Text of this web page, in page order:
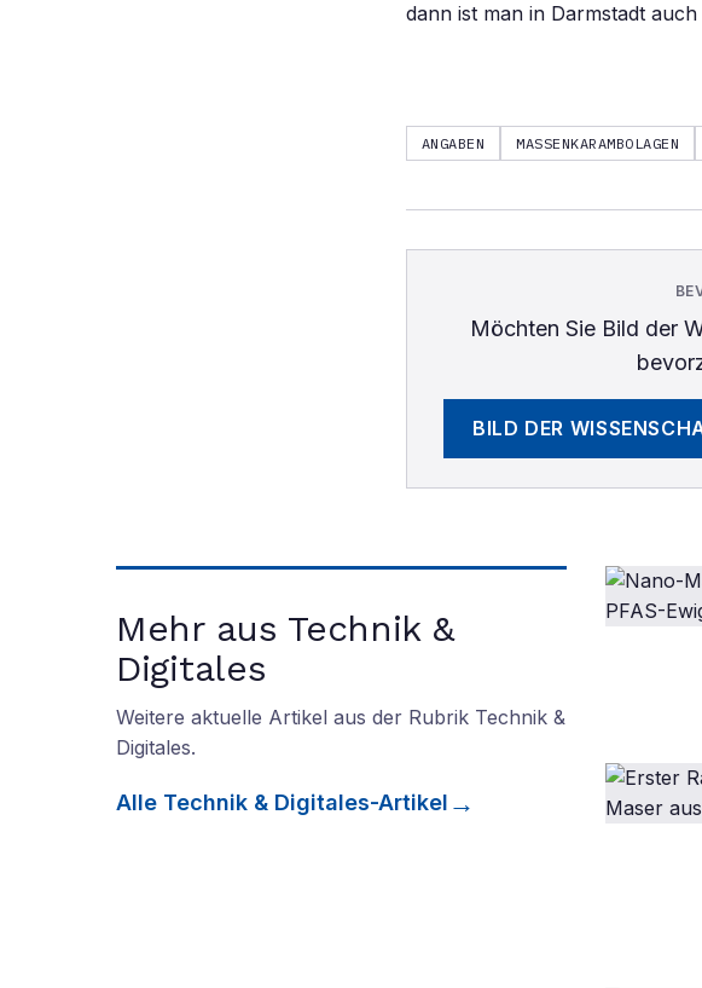
dann ist man in Darmstadt
ANGABEN MASSENKARAMBOLAGEN
Möchten Sie Bild der
BILD DER
Mehr aus Technik &
Digitales
Weitere aktuelle Artikel aus der Rubrik Technik &
Digitales.
Alle Technik & Digitales-Artikel